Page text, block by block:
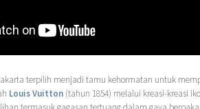
terpilih menjadi tamu kehormatan untuk
Louis Vuitton (tahun 1854) melalui kreasi-kreasi